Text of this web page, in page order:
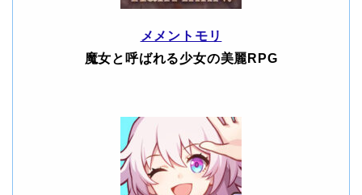
メメントモリ
魔女と呼ばれる少女の美麗RPG